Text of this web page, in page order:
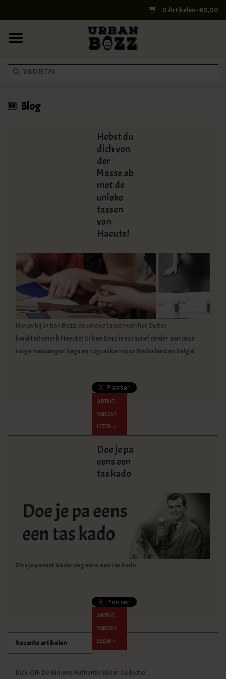
0 Artikelen - €0,00
COLLEGE BAGS
RUGZAKKEN
SPECIALS
BLOG
Blog
Hebst du
dich von
der
Masse ab
met de
unieke
tassen
van
Haeute!
Nieuw bij Urban Bozz: de unieke tassen van het Duitse
kwaliteitsmerk Haeute! Urban Bozz is exclusief dealer van deze
ruige messenger bags en rugzakken voor Nederland en België.
ARTIKEL
VERDER
LEZEN »
Doe je pa
eens een
tas kado
Doe je pa met Vaderdag eens een tas kado
ARTIKEL
VERDER
LEZEN »
Recente artikelen
Kick-Off: De Nieuwe Authentic Wear Collectie